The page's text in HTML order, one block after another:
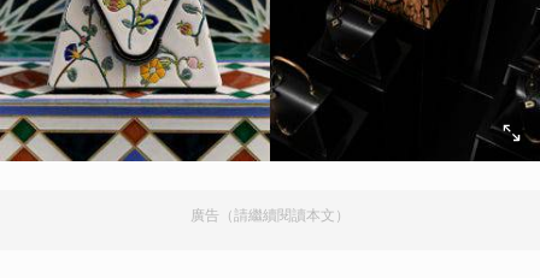
廣告（請繼續閱讀本文）